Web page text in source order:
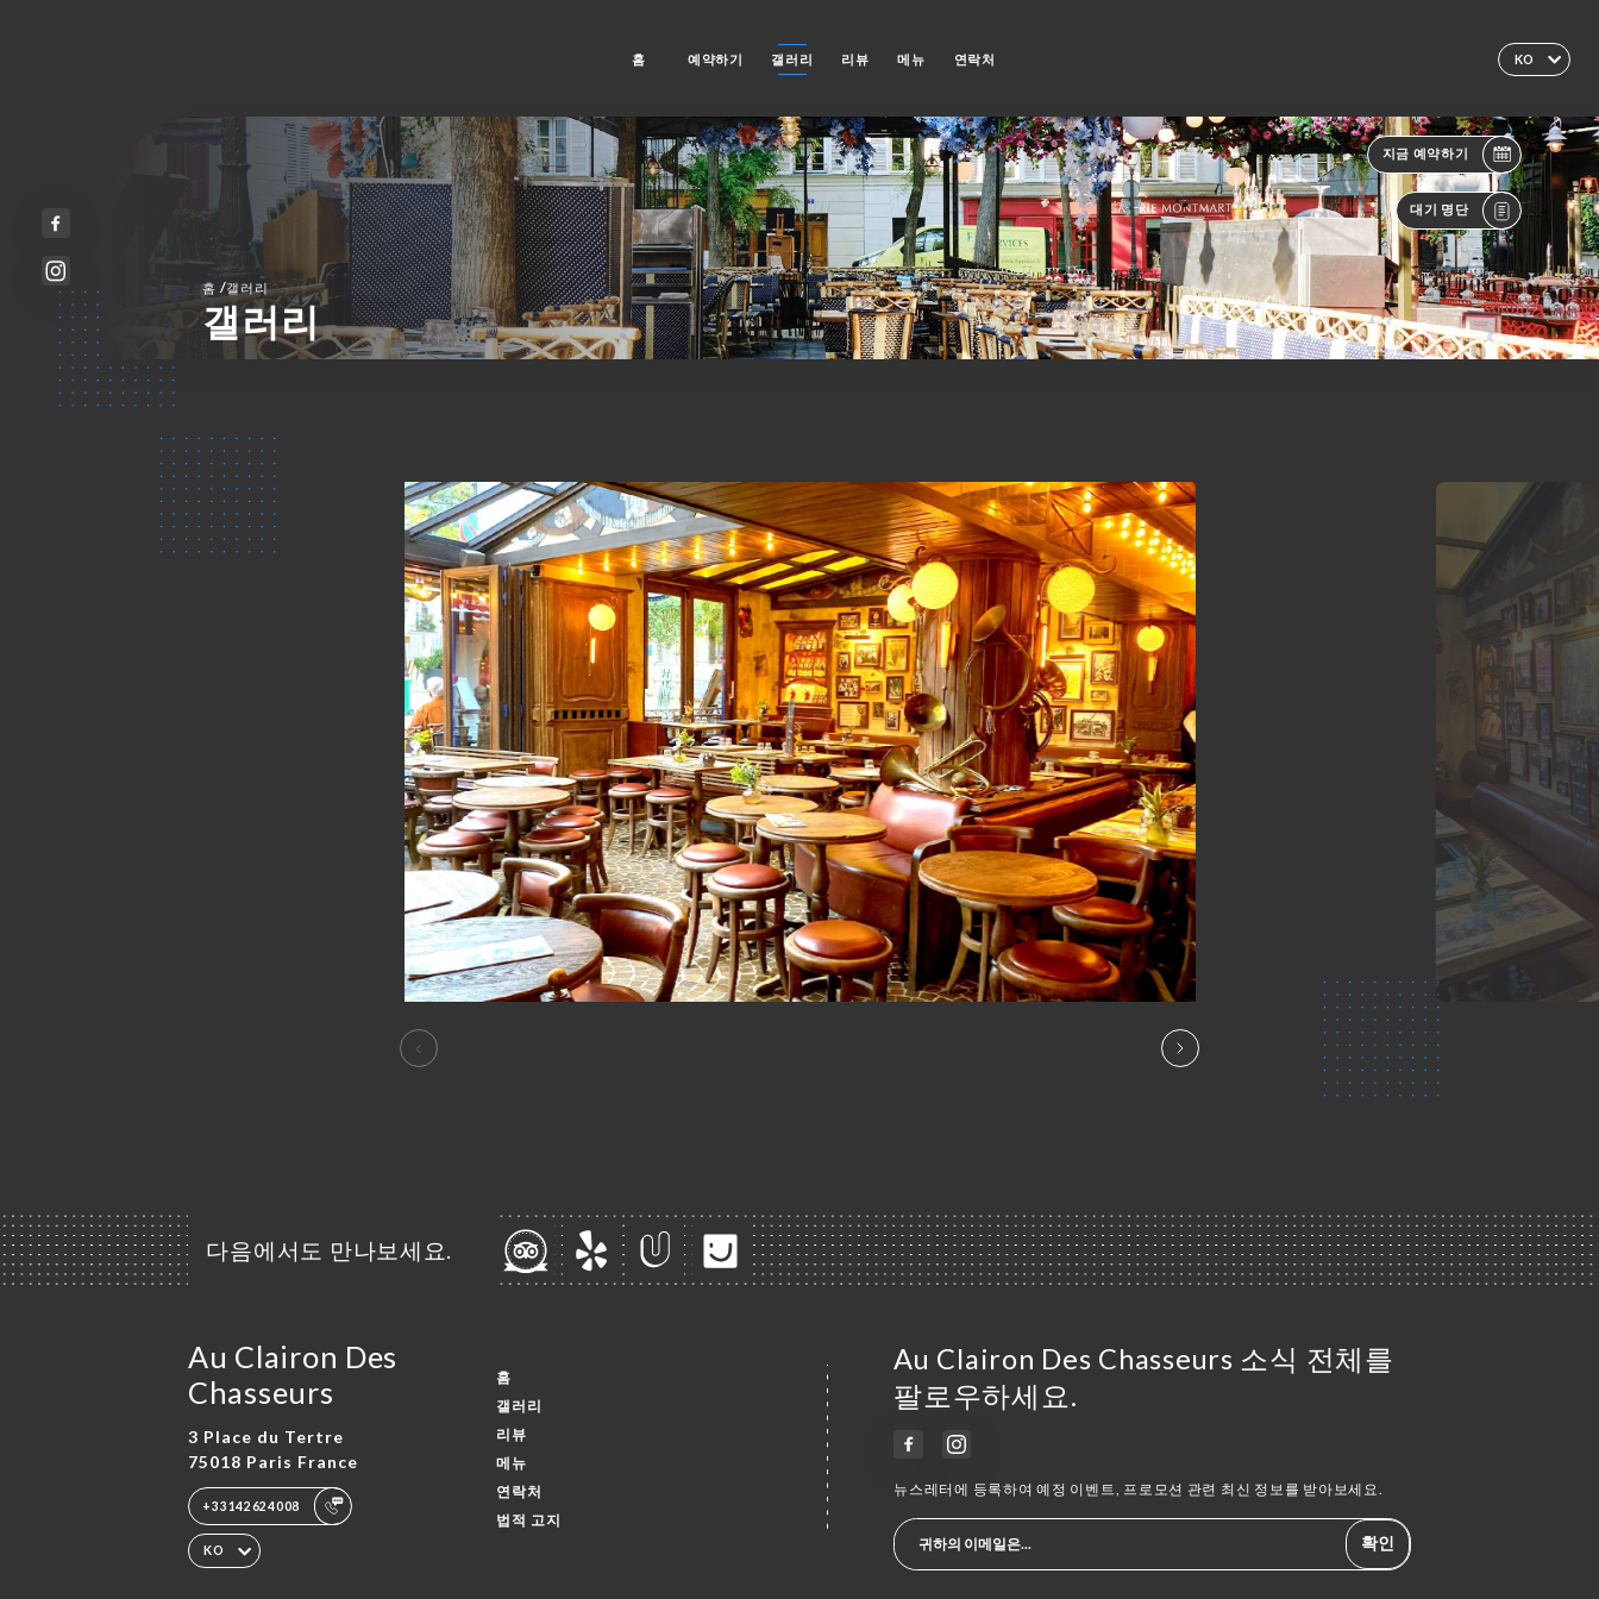
KO
홈 예약하기 갤러리 리뷰 메뉴 연락처
지금 예약하기
대기 명단
홈 /갤러리
갤러리
다음에서도 만나보세요.
Au Clairon Des
Chasseurs
3 Place du Tertre
75018 Paris France
+33142624008
KO
홈
갤러리
리뷰
메뉴
연락처
법적 고지
Au Clairon Des Chasseurs 소식 전체를
팔로우하세요.
뉴스레터에 등록하여 예정 이벤트, 프로모션 관련 최신 정보를 받아보세요.
확인